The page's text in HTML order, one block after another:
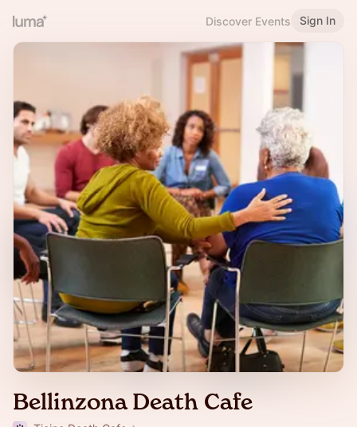
Discover Events Sign In
Bellinzona Death Cafe